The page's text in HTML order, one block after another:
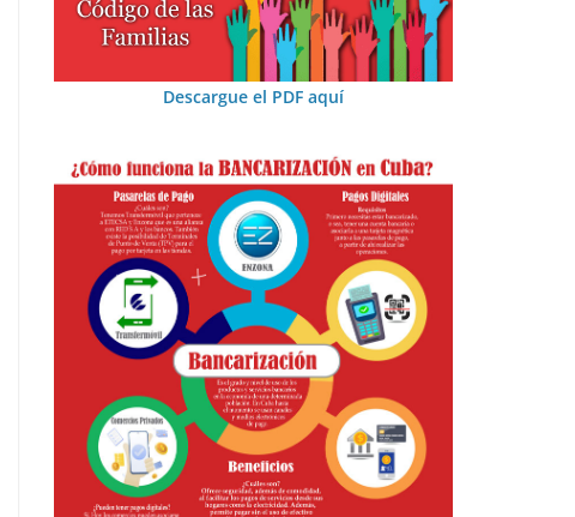
Descargue el PDF aquí